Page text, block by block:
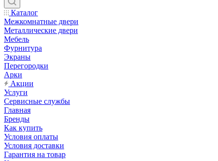
Каталог
Межкомнатные двери
Металлические двери
Мебель
Фурнитура
Экраны
Перегородки
Арки
Акции
Услуги
Сервисные службы
Главная
Бренды
Как купить
Условия оплаты
Условия доставки
Гарантия на товар